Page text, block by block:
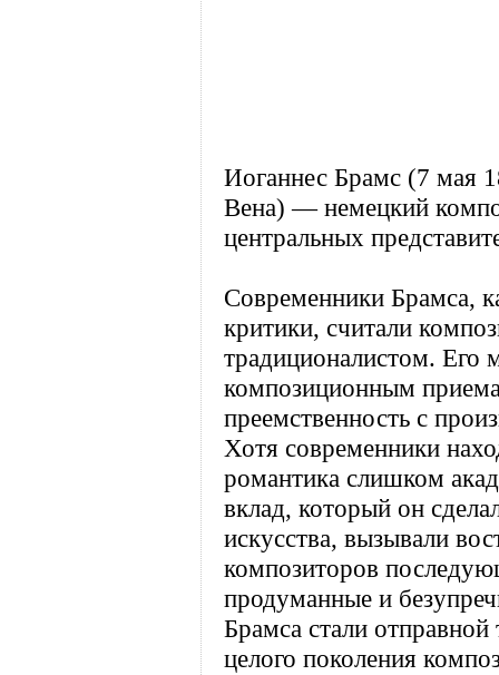
Иоганнес Брамс (7 мая
Вена) — немецкий
центральных
Современники Брамса,
критики, считали
традиционалистом. Его
композиционным
преемственность с
Хотя современники
романтика слишком
вклад, который он
искусства, вызывали
композиторов
продуманные и
Брамса стали
целого поколения